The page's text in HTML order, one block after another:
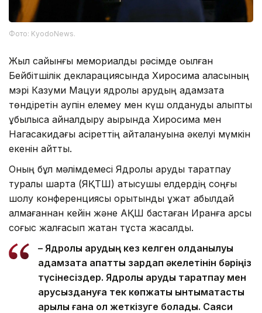
Фото: KyodoNews.
Жыл сайынғы мемориалдық рәсімде оқылған
Бейбітшілік декларациясында Хиросима қаласының
мэрі Казуми Мацуи ядролық қарудың адамзатқа
төндіретін қаупін елемеу мен күш қолдануды қалыпты
құбылысқа айналдыру ақырында Хиросима мен
Нагасакидағы қасіреттің қайталануына әкелуі мүмкін
екенін айтты.
Оның бұл мәлімдемесі Ядролық қаруды таратпау
туралы шартқа (ЯҚТШ) қатысушы елдердің соңғы
шолу конференциясы қорытынды құжат қабылдай
алмағаннан кейін және АҚШ бастаған Иранға қарсы
соғыс жалғасып жатқан тұста жасалды.
– Ядролық қарудың кез келген қолданылуы
адамзатқа апатты зардап әкелетінін бәріңіз
түсінесіздер. Ядролық қаруды таратпау мен
қарусыздануға тек көпжақты ынтымақтастық
арқылы ғана қол жеткізуге болады. Саяси